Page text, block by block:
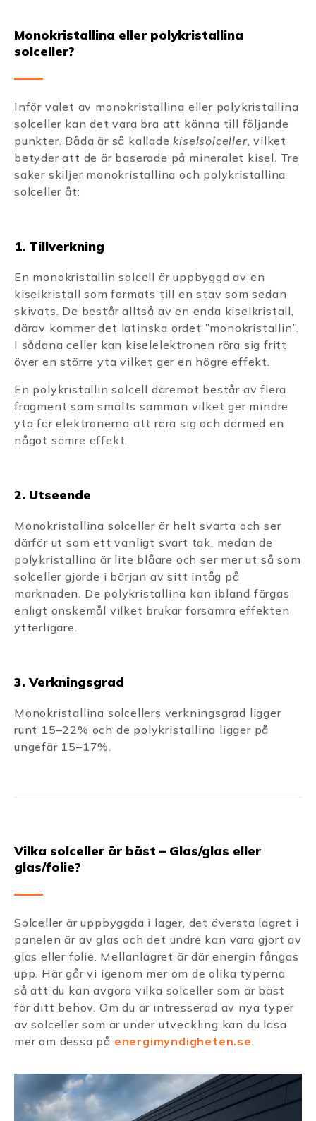
Monokristallina eller polykristallina
solceller?
Inför valet av monokristallina eller polykristallina
solceller kan det vara bra att känna till följande
punkter. Båda är så kalladekiselsolceller, vilket
betyder att de är baserade på mineralet kisel. Tre
saker skiljer monokristallina och polykristallina
solceller åt:
1. Tillverkning
En monokristallin solcell är uppbyggd av en
kiselkristall som formats till en stav som sedan
skivats. De består alltså av en enda kiselkristall,
därav kommer det latinska ordet ”monokristallin”.
I sådana celler kan kiselelektronen röra sig fritt
över en större yta vilket ger en högre effekt.
En polykristallin solcell däremot består av flera
fragment som smälts samman vilket ger mindre
yta för elektronerna att röra sig och därmed en
något sämre effekt.
2. Utseende
Monokristallina solceller är helt svarta och ser
därför ut som ett vanligt svart tak, medan de
polykristallina är lite blåare och ser mer ut så som
solceller gjorde i början av sitt intåg på
marknaden. De polykristallina kan ibland färgas
enligt önskemål vilket brukar försämra effekten
ytterligare.
3. Verkningsgrad
Monokristallina solcellers verkningsgrad ligger
runt 15–22% och de polykristallina ligger på
ungefär 15–17%.
Vilka solceller är bäst – Glas/glas eller
glas/folie?
Solceller är uppbyggda i lager, det översta lagret i
panelen är av glas och det undre kan vara gjort av
glas eller folie. Mellanlagret är där energin fångas
upp. Här går vi igenom mer om de olika typerna
så att du kan avgöra vilka solceller som är bäst
för ditt behov. Om du är intresserad av nya typer
av solceller som är under utveckling kan du läsa
mer om dessa på energimyndigheten.se